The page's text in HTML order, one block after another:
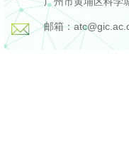
感 更多
邮箱：